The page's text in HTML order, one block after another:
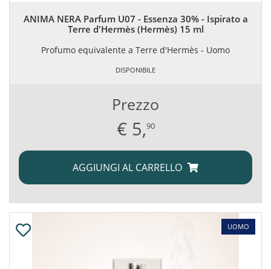
ANIMA NERA Parfum U07 - Essenza 30% - Ispirato a
Terre d'Hermès (Hermès) 15 ml
Profumo equivalente a Terre d'Hermès - Uomo
DISPONIBILE
Prezzo
€ 5,90
AGGIUNGI AL CARRELLO
UOMO